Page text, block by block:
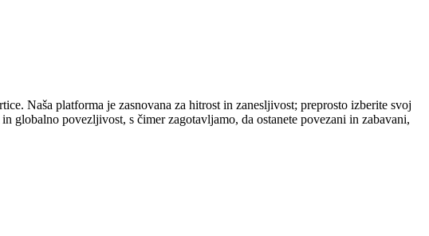
Naša platforma je zasnovana za hitrost in zanesljivost; preprosto izberite svoj
povezljivost, s čimer zagotavljamo, da ostanete povezani in zabavani,